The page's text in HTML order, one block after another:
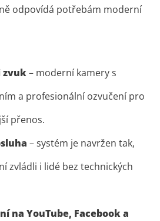
odpovídá potřebám moderní
zvuk– moderní kamery s
a profesionální ozvučení pro
přenos.
– systém je navržen tak,
zvládli i lidé bez technických
na YouTube, Facebook a